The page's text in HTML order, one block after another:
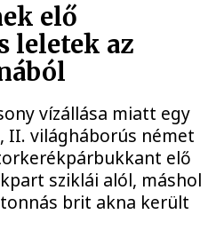
elő
leletek az
vízállása miatt egy
II. világháborús német
elő
sziklái alól, máshol
brit akna került